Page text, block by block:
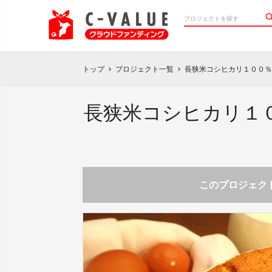
トップ chevron_right プロジェクト一覧 chevron_right 長狭米コシヒカリ１００
長狭米コシヒカリ１
このプロジェク